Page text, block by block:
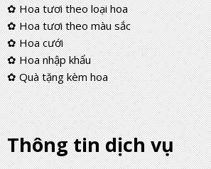
✿ Hoa tươi theo loại hoa
✿ Hoa tươi theo màu sắc
✿ Hoa cưới
✿ Hoa nhập khẩu
✿ Quà tặng kèm hoa
Thông tin dịch vụ